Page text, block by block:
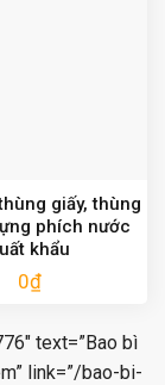
giấy, thùng
phích nước
khẩu
0₫
text=”Bao bì
link=”/bao-bi-